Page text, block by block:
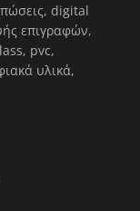
digital
επιγραφών,
pvc,
υλικά,